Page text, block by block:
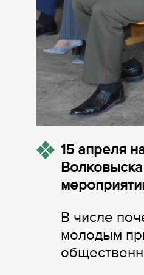
15 апреля
В числе
молодым